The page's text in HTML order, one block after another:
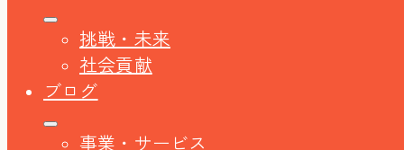
挑戦・未来
社会貢献
ブログ
事業・サービス